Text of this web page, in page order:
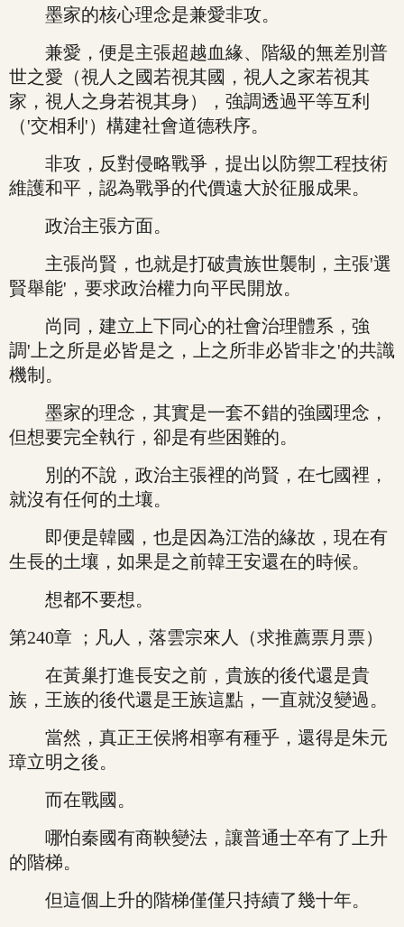
墨家的核心理念是兼愛非攻。
兼愛，便是主張超越血緣、階級的無差別普
世之愛（視人之國若視其國，視人之家若視其
家，視人之身若視其身），強調透過平等互利
（'交相利'）構建社會道德秩序。
非攻，反對侵略戰爭，提出以防禦工程技術
維護和平，認為戰爭的代價遠大於征服成果。
政治主張方面。
主張尚賢，也就是打破貴族世襲制，主張'選
賢舉能'，要求政治權力向平民開放。
尚同，建立上下同心的社會治理體系，強
調'上之所是必皆是之，上之所非必皆非之'的共識
機制。
墨家的理念，其實是一套不錯的強國理念，
但想要完全執行，卻是有些困難的。
別的不說，政治主張裡的尚賢，在七國裡，
就沒有任何的土壤。
即便是韓國，也是因為江浩的緣故，現在有
生長的土壤，如果是之前韓王安還在的時候。
想都不要想。
第240章 ；凡人，落雲宗來人（求推薦票月票）
在黃巢打進長安之前，貴族的後代還是貴
族，王族的後代還是王族這點，一直就沒變過。
當然，真正王侯將相寧有種乎，還得是朱元
璋立明之後。
而在戰國。
哪怕秦國有商鞅變法，讓普通士卒有了上升
的階梯。
但這個上升的階梯僅僅只持續了幾十年。